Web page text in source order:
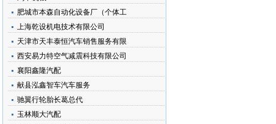
肥城市本森自动化设备厂（个体工
上海乾设机电技术有限公司
天津市天丰泰恒汽车销售服务有限
西安易力特空气减震科技有限公司
襄阳鑫隆汽配
献县泓鑫智车汽车服务
驰翼行轮胎长葛总代
玉林顺大汽配